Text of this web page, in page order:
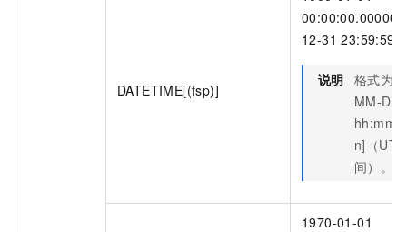
DATETIME[(fsp)]
12-31
说明 格式为
MM-DD
n]（UTC
间）。
1970-01-01